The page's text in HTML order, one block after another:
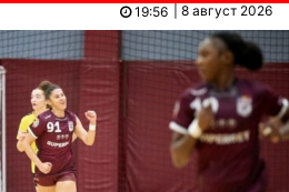
| 8 август 2026
19:56